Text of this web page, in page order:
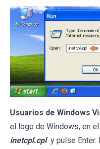
Usuarios de Windows
el logo de Windows, en
inetcpl.cpl y pulse Enter.